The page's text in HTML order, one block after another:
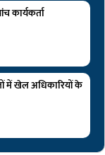
कार्यकर्ता
में खेल अधिकारियों के